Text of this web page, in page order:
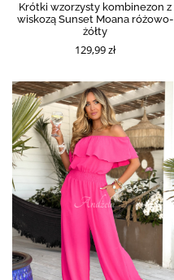
Krótki wzorzysty kombinezon z
wiskozą Sunset Moana różowo-
żółty
129,99 zł